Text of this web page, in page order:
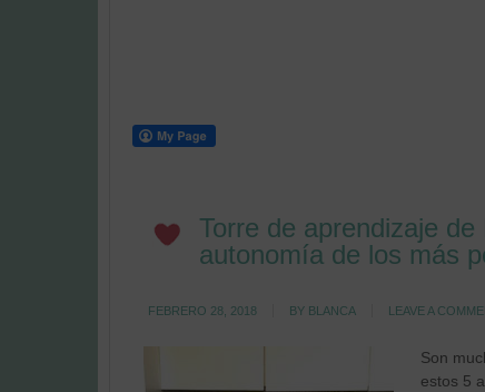
Torre de aprendizaje
autonomía de los más
FEBRERO 28, 2018 BY BLANCA LEAVE A
Son
estos 5